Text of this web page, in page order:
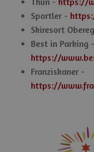
Sportler -
Skiresort
Best in Parking -
https://
Franziskaner -
https://